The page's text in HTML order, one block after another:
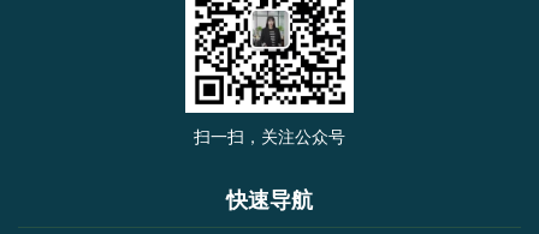
扫一扫，关注公众号
快速导航